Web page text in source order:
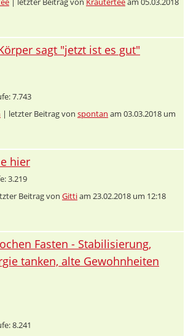
sagt "jetzt ist es gut"
7.743
| letzter Beitrag von spontan am 03.03.2018 um
hier
3.219
Beitrag von Gittiam 23.02.2018 um 12:18
Fasten - Stabilisierung,
tanken, alte Gewohnheiten
8.241